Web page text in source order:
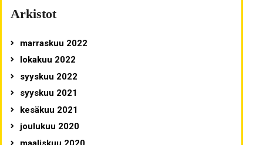
Arkistot
marraskuu 2022
lokakuu 2022
syyskuu 2022
syyskuu 2021
kesäkuu 2021
joulukuu 2020